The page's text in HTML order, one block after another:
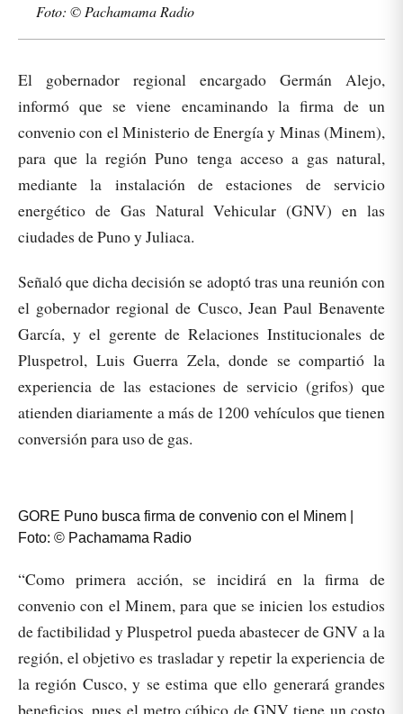
Foto: © Pachamama Radio
El gobernador regional encargado Germán Alejo,
informó que se viene encaminando la firma de un
convenio con el Ministerio de Energía y Minas (Minem),
para que la región Puno tenga acceso a gas natural,
mediante la instalación de estaciones de servicio
energético de Gas Natural Vehicular (GNV) en las
ciudades de Puno y Juliaca.
Señaló que dicha decisión se adoptó tras una reunión con
el gobernador regional de Cusco, Jean Paul Benavente
García, y el gerente de Relaciones Institucionales de
Pluspetrol, Luis Guerra Zela, donde se compartió la
experiencia de las estaciones de servicio (grifos) que
atienden diariamente a más de 1200 vehículos que tienen
conversión para uso de gas.
GORE Puno busca firma de convenio con el Minem |
Foto: © Pachamama Radio
“Como primera acción, se incidirá en la firma de
convenio con el Minem, para que se inicien los estudios
de factibilidad y Pluspetrol pueda abastecer de GNV a la
región, el objetivo es trasladar y repetir la experiencia de
la región Cusco, y se estima que ello generará grandes
beneficios, pues el metro cúbico de GNV tiene un costo